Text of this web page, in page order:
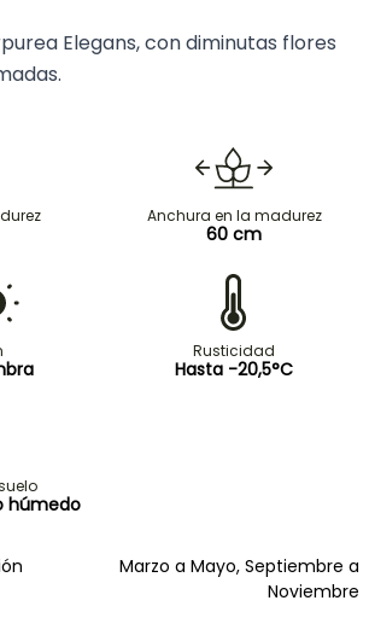
Elegans, con diminutas flores
Anchura en la madurez
60 cm
Rusticidad
Hasta -20,5°C
húmedo
Marzo a Mayo, Septiembre a
Noviembre